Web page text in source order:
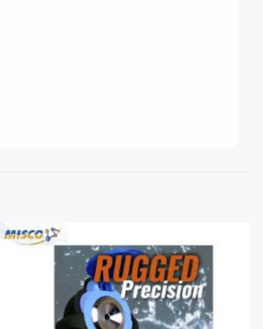
Add to
Wishlist